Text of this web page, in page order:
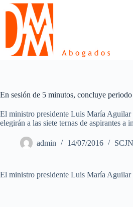
Skip
content
En sesión de 5 minutos, concluye
El ministro presidente Luis María Aguilar
elegirán a las siete ternas de aspirantes a
admin 14/07/2016 SCJN
El ministro presidente Luis María Aguilar